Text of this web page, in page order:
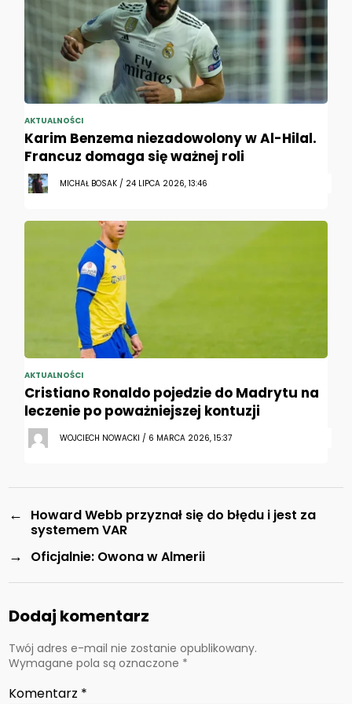
AKTUALNOŚCI
Karim Benzema niezadowolony w Al-Hilal.
Francuz domaga się ważnej roli
MICHAŁ BOSAK / 24 LIPCA 2026, 13:46
AKTUALNOŚCI
Cristiano Ronaldo pojedzie do Madrytu na
leczenie po poważniejszej kontuzji
WOJCIECH NOWACKI / 6 MARCA 2026, 15:37
←
Howard Webb przyznał się do błędu i jest za
systemem VAR
→ Oficjalnie: Owona w Almerii
Dodaj komentarz
Twój adres e-mail nie zostanie opublikowany.
Wymagane pola są oznaczone *
Komentarz *